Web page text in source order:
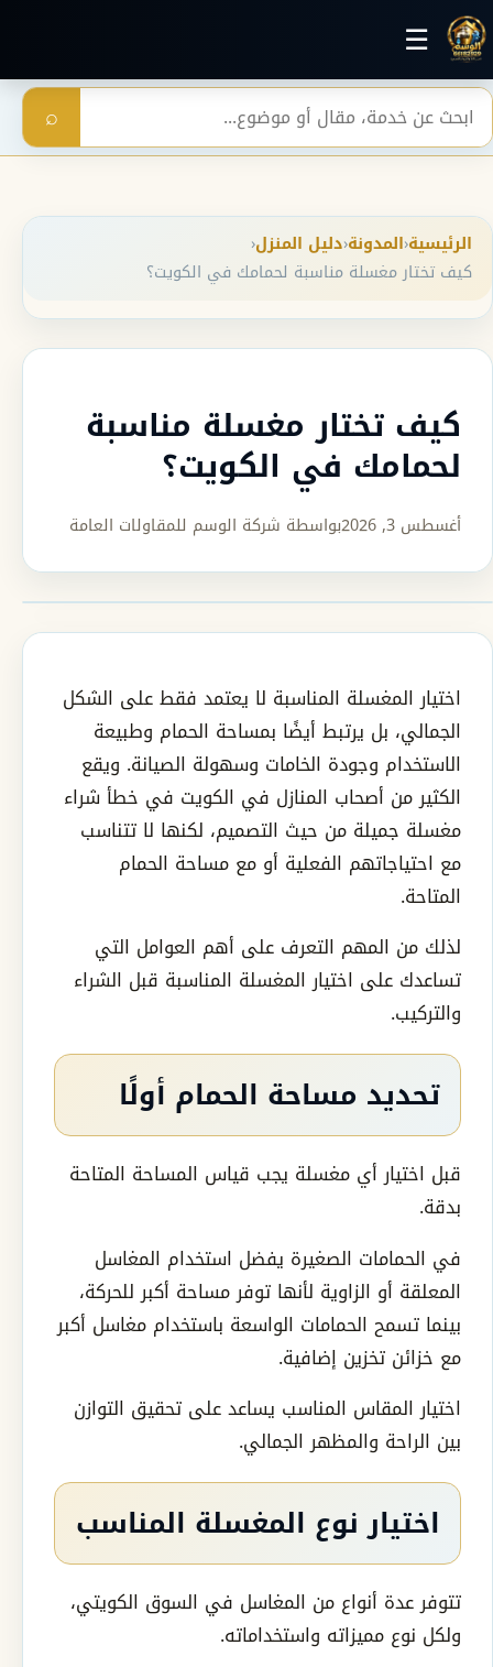
تخطي إلى المحتوى الرئيسي
☰
بحث ⌕
الرئيسية‹المدونة‹دليل المنزل‹
كيف تختار مغسلة مناسبة لحمامك في الكويت؟
كيف تختار مغسلة مناسبة
لحمامك في الكويت؟
أغسطس 3, 2026 بواسطة شركة الوسم للمقاولات العامة
اختيار المغسلة المناسبة لا يعتمد فقط على الشكل
الجمالي، بل يرتبط أيضًا بمساحة الحمام وطبيعة
الاستخدام وجودة الخامات وسهولة الصيانة. ويقع
الكثير من أصحاب المنازل في الكويت في خطأ شراء
مغسلة جميلة من حيث التصميم، لكنها لا تتناسب
مع احتياجاتهم الفعلية أو مع مساحة الحمام
المتاحة.
لذلك من المهم التعرف على أهم العوامل التي
تساعدك على اختيار المغسلة المناسبة قبل الشراء
والتركيب.
تحديد مساحة الحمام أولًا
قبل اختيار أي مغسلة يجب قياس المساحة المتاحة
بدقة.
في الحمامات الصغيرة يفضل استخدام المغاسل
المعلقة أو الزاوية لأنها توفر مساحة أكبر للحركة،
بينما تسمح الحمامات الواسعة باستخدام مغاسل أكبر
مع خزائن تخزين إضافية.
اختيار المقاس المناسب يساعد على تحقيق التوازن
بين الراحة والمظهر الجمالي.
اختيار نوع المغسلة المناسب
تتوفر عدة أنواع من المغاسل في السوق الكويتي،
ولكل نوع مميزاته واستخداماته.